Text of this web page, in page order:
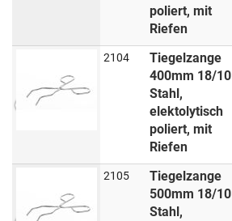
poliert, mit
Riefen
2104
Tiegelzange
400mm 18/10
Stahl,
elektolytisch
poliert, mit
Riefen
2105
Tiegelzange
500mm 18/10
Stahl,